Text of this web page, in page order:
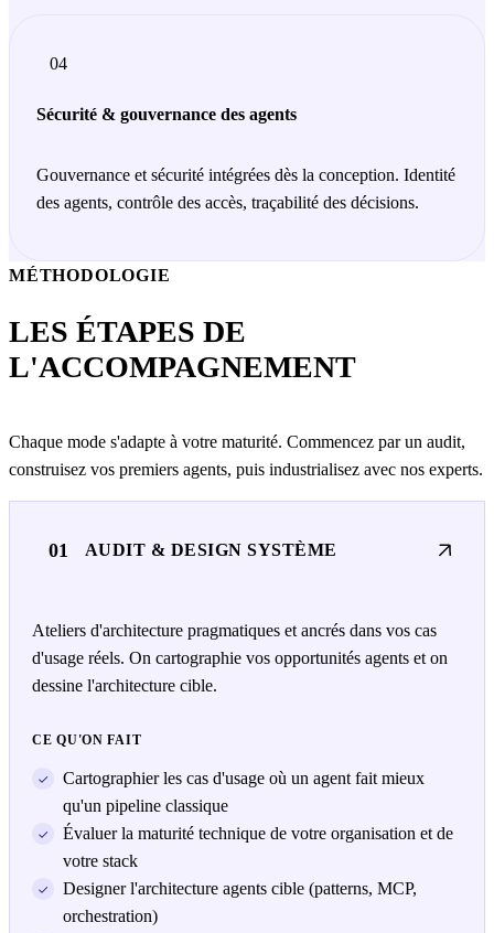
04
Sécurité & gouvernance des agents
Gouvernance et sécurité intégrées dès la conception. Identité
des agents, contrôle des accès, traçabilité des décisions.
MÉTHODOLOGIE
LES ÉTAPES DE
L'ACCOMPAGNEMENT
Chaque mode s'adapte à votre maturité. Commencez par un audit,
construisez vos premiers agents, puis industrialisez avec nos experts.
01 AUDIT & DESIGN SYSTÈME
Ateliers d'architecture pragmatiques et ancrés dans vos cas
d'usage réels. On cartographie vos opportunités agents et on
dessine l'architecture cible.
CE QU'ON FAIT
Cartographier les cas d'usage où un agent fait mieux
qu'un pipeline classique
Évaluer la maturité technique de votre organisation et de
votre stack
Designer l'architecture agents cible (patterns, MCP,
orchestration)